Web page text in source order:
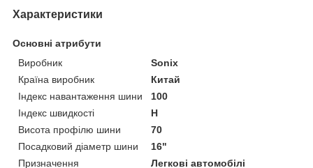
Характеристики
Основні атрибути
Виробник
Sonix
Країна виробник
Китай
Індекс навантаження шини
100
Індекс швидкості
H
Висота профілю шини
70
Посадковий діаметр шини
16"
Призначення
Легкові автомобілі